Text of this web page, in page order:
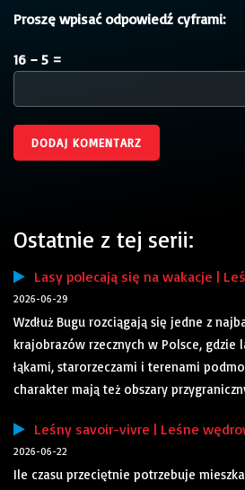
Proszę wpisać odpowiedź cyframi:
16 − 5 =
Ostatnie z tej serii:
Lasy polecają się na wakacje |
2026-06-29
Wzdłuż Bugu rozciągają się jedne z
krajobrazów rzecznych w Polsce, gdzie
łąkami, starorzeczami i terenami
charakter mają też obszary
Leśny savoir-vivre | Leśne
2026-06-22
Ile czasu przeciętnie potrzebuje